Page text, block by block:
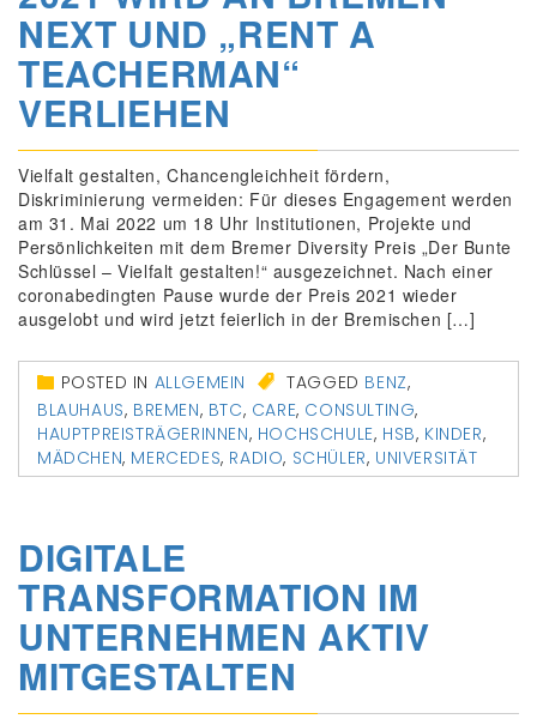
NEXT UND „RENT A
TEACHERMAN“
VERLIEHEN
Vielfalt gestalten, Chancengleichheit fördern,
Diskriminierung vermeiden: Für dieses Engagement werden
am 31. Mai 2022 um 18 Uhr Institutionen, Projekte und
Persönlichkeiten mit dem Bremer Diversity Preis „Der Bunte
Schlüssel – Vielfalt gestalten!“ ausgezeichnet. Nach einer
coronabedingten Pause wurde der Preis 2021 wieder
ausgelobt und wird jetzt feierlich in der Bremischen […]
POSTED IN ALLGEMEIN TAGGED BENZ,
BLAUHAUS, BREMEN, BTC, CARE, CONSULTING,
HAUPTPREISTRÄGERINNEN, HOCHSCHULE, HSB, KINDER,
MÄDCHEN, MERCEDES, RADIO, SCHÜLER, UNIVERSITÄT
DIGITALE
TRANSFORMATION IM
UNTERNEHMEN AKTIV
MITGESTALTEN